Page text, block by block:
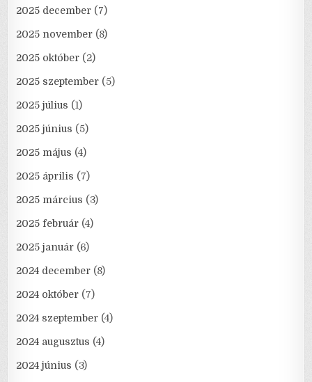
2025 december (7)
2025 november (8)
2025 október (2)
2025 szeptember (5)
2025 július (1)
2025 június (5)
2025 május (4)
2025 április (7)
2025 március (3)
2025 február (4)
2025 január (6)
2024 december (8)
2024 október (7)
2024 szeptember (4)
2024 augusztus (4)
2024 június (3)